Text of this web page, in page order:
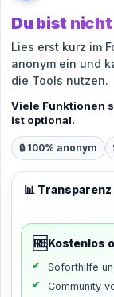
Du bist
Lies erst kurz im
anonym ein und
die Tools nutzen.
Viele Funktionen
ist optional.
🔒 100% anonym
📊
🆓 Kostenlos
Soforthilfe
Community